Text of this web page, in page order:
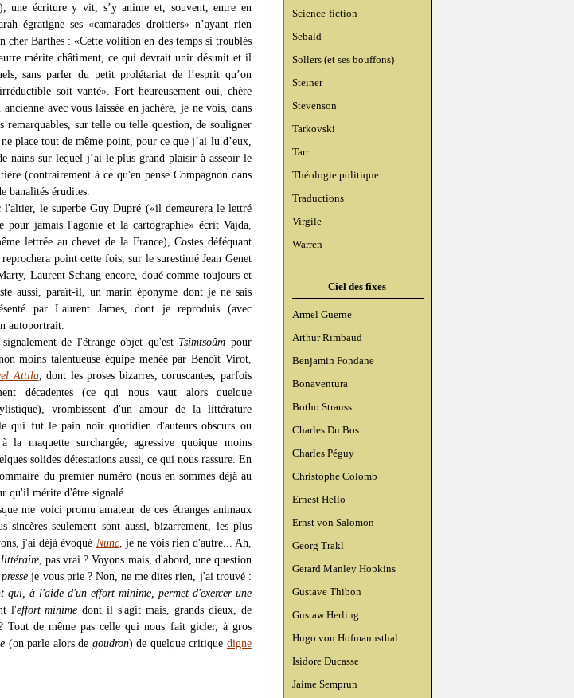
Science-fiction
Sebald
Sollers (et ses bouffons)
Steiner
Stevenson
Tarkovski
Tarr
Théologie politique
Traductions
Virgile
Warren
Ciel des fixes
Armel Guerne
Arthur Rimbaud
Benjamin Fondane
Bonaventura
Botho Strauss
Charles Du Bos
Charles Péguy
Christophe Colomb
Ernest Hello
Ernst von Salomon
Georg Trakl
Gerard Manley Hopkins
Gustave Thibon
Gustaw Herling
Hugo von Hofmannsthal
Isidore Ducasse
Jaime Semprun
une écriture y vit, s’y anime et, souvent, entre en
égratigne ses «camarades droitiers» n’ayant rien
cher Barthes : «Cette volition en des temps si troublés
mérite châtiment, ce qui devrait unir désunit et il
sans parler du petit prolétariat de l’esprit qu’on
soit vanté». Fort heureusement oui, chère
avec vous laissée en jachère, je ne vois, dans
remarquables, sur telle ou telle question, de souligner
place tout de même point, pour ce que j’ai lu d’eux,
nains sur lequel j’ai le plus grand plaisir à asseoir le
(contrairement à ce qu'en pense Compagnon dans
banalités érudites.
l'altier, le superbe Guy Dupré («il demeurera le lettré
pour jamais l'agonie et la cartographie» écrit Vajda,
lettrée au chevet de la France), Costes déféquant
point cette fois, sur le surestimé Jean Genet
Laurent Schang encore, doué comme toujours et
aussi, paraît-il, un marin éponyme dont je ne sais
par Laurent James, dont je reproduis (avec
autoportrait.
de l'étrange objet qu'est Tsimtsoûm pour
moins talentueuse équipe menée par Benoît Virot,
Attila, dont les proses bizarres, coruscantes, parfois
décadentes (ce qui nous vaut alors quelque
vrombissent d'un amour de la littérature
qui fut le pain noir quotidien d'auteurs obscurs ou
la maquette surchargée, agressive quoique moins
solides détestations aussi, ce qui nous rassure. En
du premier numéro (nous en sommes déjà au
qu'il mérite d'être signalé.
me voici promu amateur de ces étranges animaux
sincères seulement sont aussi, bizarrement, les plus
j'ai déjà évoqué Nunc, je ne vois rien d'autre... Ah,
littéraire , pas vrai ? Voyons mais, d'abord, une question
presse je vous prie ? Non, ne me dites rien, j'ai trouvé :
qui, à l'aide d'un effort minime, permet d'exercer une
l'effort minime dont il s'agit mais, grands dieux, de
Tout de même pas celle qui nous fait gicler, à gros
(on parle alors de goudron) de quelque critique digne